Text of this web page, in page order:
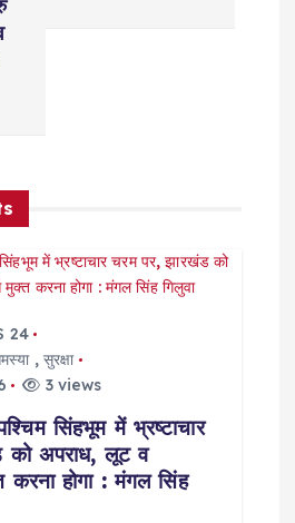
24
, सुरक्षा
3 views
सिंहभूम में भ्रष्टाचार
को अपराध, लूट व
करना होगा : मंगल सिंह